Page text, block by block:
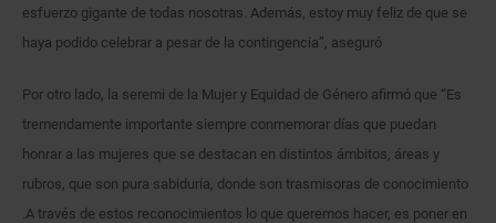
esfuerzo gigante de todas nosotras. Además, estoy muy feliz de que se
haya podido celebrar a pesar de la contingencia”, aseguró
Por otro lado, la seremi de la Mujer y Equidad de Género afirmó que “Es
tremendamente importante siempre conmemorar días que puedan
honrar a las mujeres que se destacan en distintos ámbitos, áreas y
rubros, que son pura sabiduría, donde son trasmisoras de conocimiento
.A través de estos reconocimientos lo que queremos hacer, es poner en